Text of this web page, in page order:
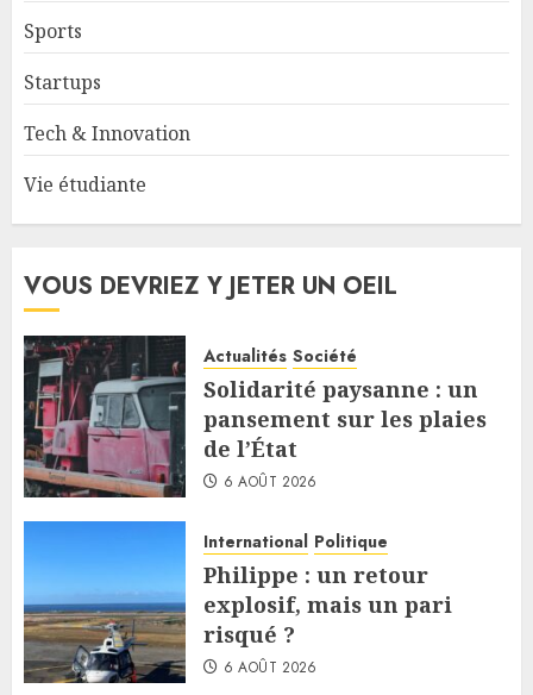
Sports
Startups
Tech & Innovation
Vie étudiante
VOUS DEVRIEZ Y JETER UN OEIL
Actualités Société
Solidarité paysanne : un
pansement sur les plaies
de l’État
6 AOÛT 2026
International Politique
Philippe : un retour
explosif, mais un pari
risqué ?
6 AOÛT 2026